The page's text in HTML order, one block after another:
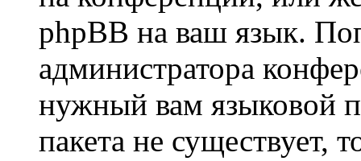
phpBB на ваш язык.
администратора
нужный вам языковой
пакета не существует,